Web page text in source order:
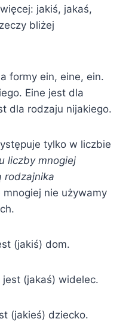
jakiś, jakaś,
bliżej
formy ein, eine, ein.
Eine jest dla
dla rodzaju nijakiego.
tylko w liczbie
liczby mnogiej
rodzajnika
mnogiej nie używamy
(jakiś) dom.
(jakaś) widelec.
(jakieś) dziecko.